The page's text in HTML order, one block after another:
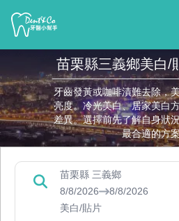
苗栗縣三義鄉美白/
牙齒發黃或咖啡漬難去除，
亮度。冷光美白、居家美白
差異。選擇前先了解自身狀
最合適的方
苗栗縣 三義鄉
8/8/2026
8/8/2026
美白/貼片